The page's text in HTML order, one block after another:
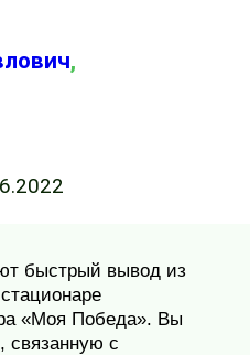
,
быстрый вывод из
«Моя Победа». Вы
с